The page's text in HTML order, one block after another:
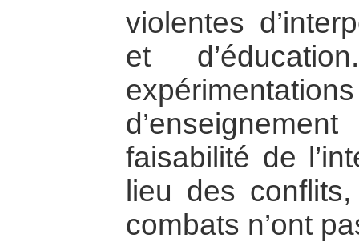
violentes
et
faisabilité de
lieu des
combats n’ont